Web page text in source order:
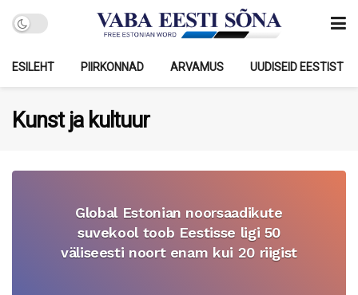
ESILEHT PIIRKONNAD ARVAMUS UUDISEID EESTIST
Kunst ja kultuur
Global Estonian noorsaadikute
suvekool toob Eestisse ligi 50
väliseesti noort enam kui 20 riigist